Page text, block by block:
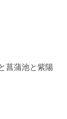
菖蒲池と紫陽